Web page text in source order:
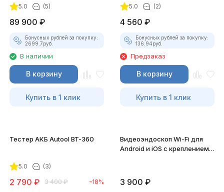
5.0 (5)
89 900 ₽
Бонусных рублей за покупку:
2699.7руб.
В наличии
В корзину
Купить в 1 клик
5.0 (2)
4 560 ₽
Бонусных рублей за покупку:
136.94руб.
Предзаказ
В корзину
Купить в 1 клик
Тестер АКБ Autool BT-360
5.0 (3)
2 790 ₽ 3 400 ₽ -18%
Видеоэндоскоп Wi-Fi для
Android и iOS с креплением
3 900 ₽